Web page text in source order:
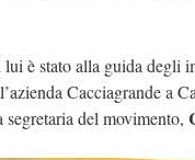
è stato alla guida degli
Cacciagrande a
segretaria del movimento,